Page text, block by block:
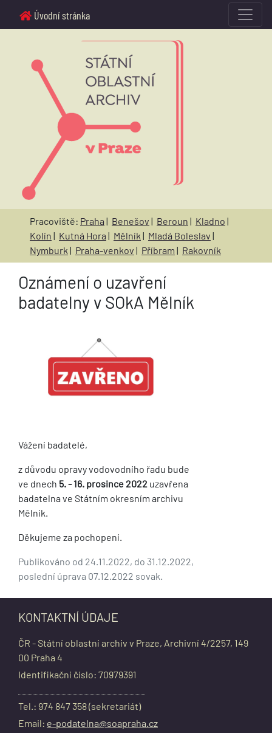
Úvodní stránka
Pracoviště: Praha | Benešov | Beroun | Kladno |
Kolín | Kutná Hora | Mělník | Mladá Boleslav |
Nymburk | Praha-venkov | Příbram | Rakovník
Oznámení o uzavření
badatelny v SOkA Mělník
Vážení badatelé,
z důvodu opravy vodovodního řadu bude
ve dnech 5. - 16. prosince 2022 uzavřena
badatelna ve Státním okresním archivu
Mělník.
Děkujeme za pochopení.
Publikováno od 24.11.2022, do 31.12.2022,
poslední úprava 07.12.2022 sovak.
KONTAKTNÍ ÚDAJE
ČR - Státní oblastní archiv v Praze, Archivní 4/2257, 149
00 Praha 4
Identifikační číslo: 70979391
Tel.: 974 847 358 (sekretariát)
Email: e-podatelna@soapraha.cz